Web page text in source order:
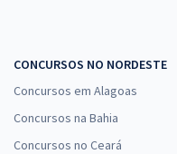
CONCURSOS NO NORDESTE
Concursos em Alagoas
Concursos na Bahia
Concursos no Ceará